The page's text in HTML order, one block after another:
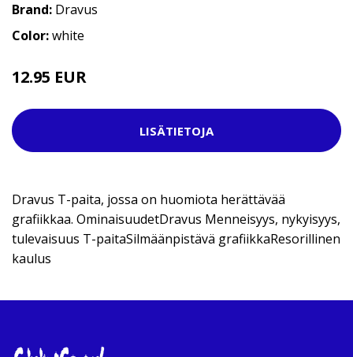
Brand: Dravus
Color:white
12.95 EUR
LISÄTIETOJA
Dravus T-paita, jossa on huomiota herättävää
grafiikkaa. OminaisuudetDravus Menneisyys, nykyisyys,
tulevaisuus T-paitaSilmäänpistävä grafiikkaResorillinen
kaulus